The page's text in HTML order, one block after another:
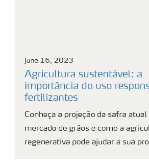
June 16, 2023
Agricultura sustentável: a
importância do uso
fertilizantes
Conheça a projeção da safra atual
mercado de grãos e como a
regenerativa pode ajudar a sua